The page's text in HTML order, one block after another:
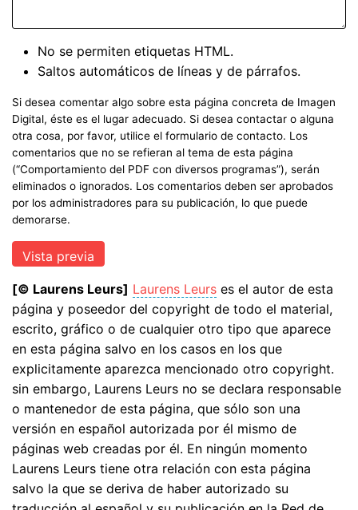
No se permiten etiquetas HTML.
Saltos automáticos de líneas y de párrafos.
Si desea comentar algo sobre esta página concreta de Imagen
Digital, éste es el lugar adecuado. Si desea contactar o alguna
otra cosa, por favor, utilice el formulario de contacto. Los
comentarios que no se refieran al tema de esta página
(“Comportamiento del PDF con diversos programas”), serán
eliminados o ignorados. Los comentarios deben ser aprobados
por los administradores para su publicación, lo que puede
demorarse.
[© Laurens Leurs] Laurens Leurs es el autor de esta
página y poseedor del copyright de todo el material,
escrito, gráfico o de cualquier otro tipo que aparece
en esta página salvo en los casos en los que
explicitamente aparezca mencionado otro copyright.
sin embargo, Laurens Leurs no se declara responsable
o mantenedor de esta página, que sólo son una
versión en español autorizada por él mismo de
páginas web creadas por él. En ningún momento
Laurens Leurs tiene otra relación con esta página
salvo la que se deriva de haber autorizado su